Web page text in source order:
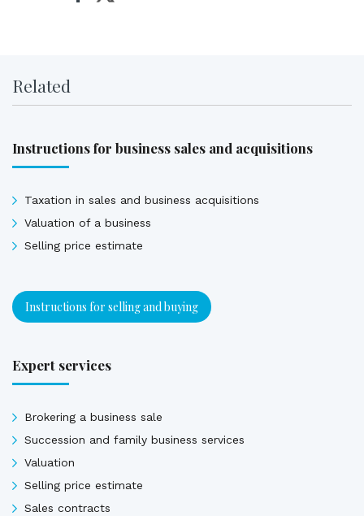
Related
Instructions for business sales and acquisitions
Taxation in sales and business acquisitions
Valuation of a business
Selling price estimate
Instructions for selling and buying
Expert services
Brokering a business sale
Succession and family business services
Valuation
Selling price estimate
Sales contracts